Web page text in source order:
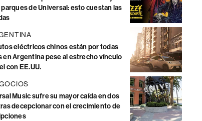
parques de Universal: esto cuestan las
eléctricos chinos están por todas
en Argentina pese al estrecho vínculo
con EE.UU.
Music sufre su mayor caída en dos
decepcionar con el crecimiento de